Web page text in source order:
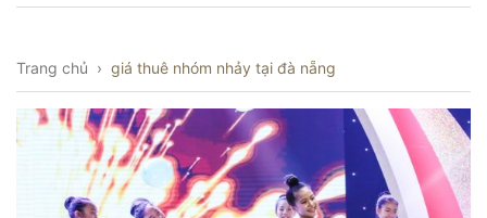
Trang chủ › giá thuê nhóm nhảy tại đà nẵng